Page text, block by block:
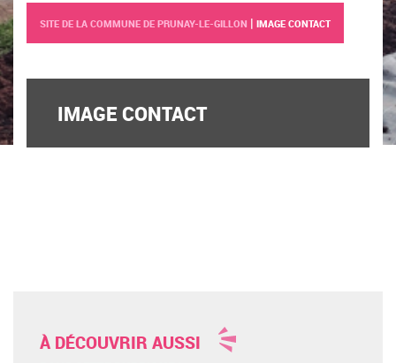
SITE DE LA COMMUNE DE PRUNAY-LE-GILLON | IMAGE CONTACT
IMAGE CONTACT
À DÉCOUVRIR AUSSI